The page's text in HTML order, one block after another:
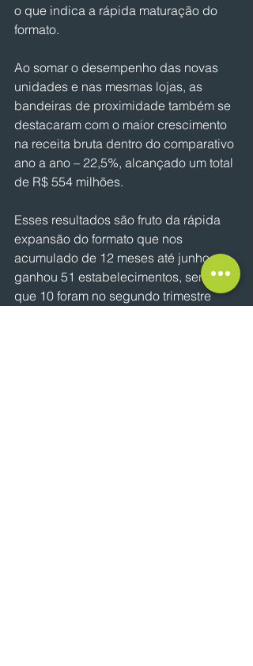
o que indica a rápida maturação do
formato.
Ao somar o desempenho das novas
unidades e nas mesmas lojas, as
bandeiras de proximidade também se
destacaram com o maior crescimento
na receita bruta dentro do comparativo
ano a ano – 22,5%, alcançado um total
de R$ 554 milhões.
Esses resultados são fruto da rápida
expansão do formato que nos
acumulado de 12 meses até junho
ganhou 51 estabelecimentos, sendo
que 10 foram no segundo trimestre